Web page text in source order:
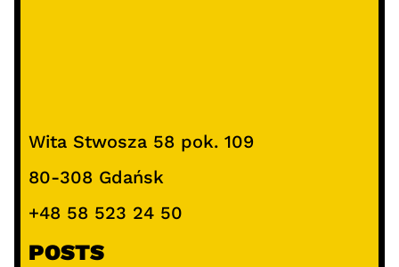
Wita Stwosza 58 pok. 109
80-308 Gdańsk
+48 58 523 24 50
POSTS